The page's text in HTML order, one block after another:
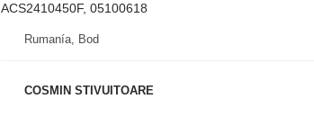
ACS2410450F, 05100618
Rumanía, Bod
COSMIN STIVUITOARE